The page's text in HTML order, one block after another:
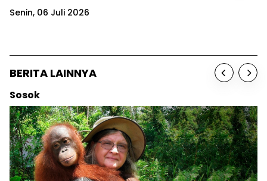
Senin, 06 Juli 2026
BERITA LAINNYA
Berita